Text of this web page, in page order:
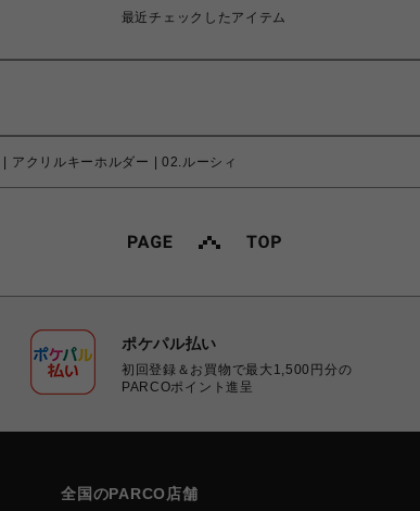
最近チェックしたアイテム
アクリルキーホルダー | 02.ルーシィ
ポケパル払い
初回登録＆お買物で最大1,500円分の
PARCOポイント進呈
全国のPARCO店舗